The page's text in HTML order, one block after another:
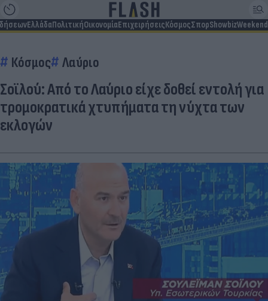
ΕλλάδαΠολιτικήΟικονομίαΕπιχειρήσειςΚόσμοςΣπορShowbizWeekend
Κόσμος Λαύριο
Σοϊλού: Από το Λαύριο είχε δοθεί εντολή για
τρομοκρατικά χτυπήματα τη νύχτα των
εκλογών